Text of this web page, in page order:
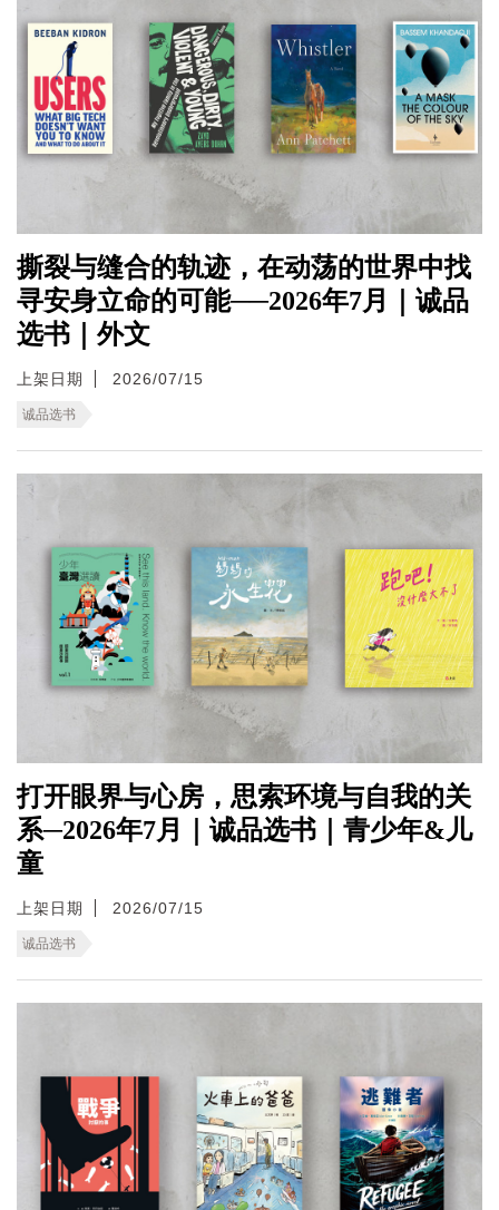
撕裂与缝合的轨迹，在动荡的世界中找
寻安身立命的可能──2026年7月｜诚品
选书｜外文
上架日期 2026/07/15
诚品选书
打开眼界与心房，思索环境与自我的关
系─2026年7月｜诚品选书｜青少年&儿
童
上架日期 2026/07/15
诚品选书